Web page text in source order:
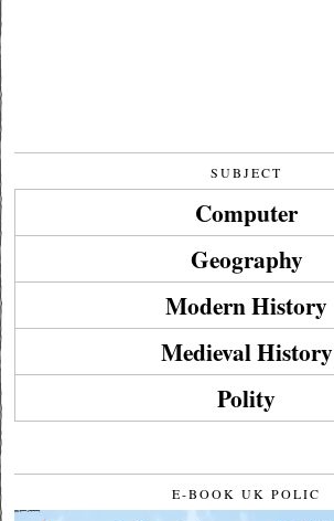
SUBJECT
Computer
Geography
Modern History
Medieval History
Polity
E-BOOK UK POLIC